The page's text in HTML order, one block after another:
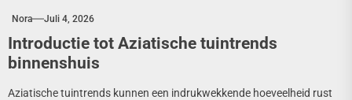
Nora Juli 4, 2026
Introductie tot Aziatische tuintrends
binnenshuis
Aziatische tuintrends kunnen een indrukwekkende hoeveelheid rust